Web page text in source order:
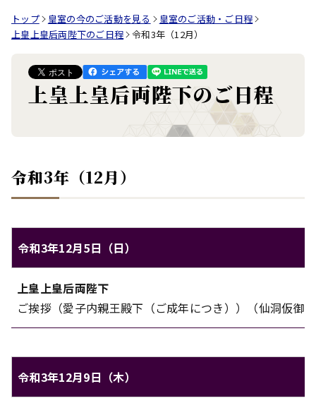
トップ 皇室の今のご活動を見る
皇室のご活動・ご日程
上皇上皇后両陛下のご日程
令和3年（12月）
上皇上皇后両陛下のご日程
令和3年（12月）
令和3年12月5日（日）
対象 内容
上皇上皇后両陛下
ご挨拶（愛子内親王殿下（ご成年につき））（仙洞仮御
令和3年12月9日（木）